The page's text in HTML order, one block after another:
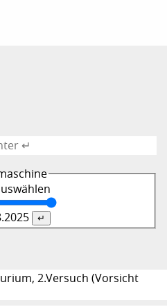
2025
2.Versuch (Vorsicht